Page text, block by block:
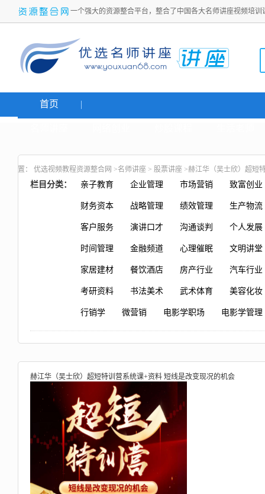
一个强大的资源整合平台，整合了中国各大名师讲座视频培
首页
置： 优选视频教程资源整合网 >名师讲座 > 股票讲座 >赫江华（吴士欣）超短
栏目分类： 亲子教育 企业管理 市场营销 致富创业
财务资本 战略管理 绩效管理 生产物流
客户服务 演讲口才 沟通谈判 个人发展
时间管理 金融频道 心理催眠 文明讲堂
家居建材 餐饮酒店 房产行业 汽车行业
考研资料 书法美术 武术体育 美容化妆
行销学 微营销 电影学职场 电影学管理
赫江华（吴士欣）超短特训营系统课+资料 短线是改变现况的机会